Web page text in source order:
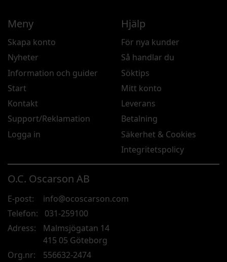
O.C. Oscarson AB
E-post:
info@ocoscarson.com
Telefon:
031-259100
Adress:
Malmsjögatan 14
415 05 Göteborg
Org.nr:
556632-2474
Meny
Skapa konto
Nyheter
Information och guider
Start
Kontakt
Support/Reklamation
Logga in
Hjälp
För nya kunder
Så handlar du
Söktips
Mitt konto
Leverans
Betalning
Säkerhet & Cookies
Integritetspolicy